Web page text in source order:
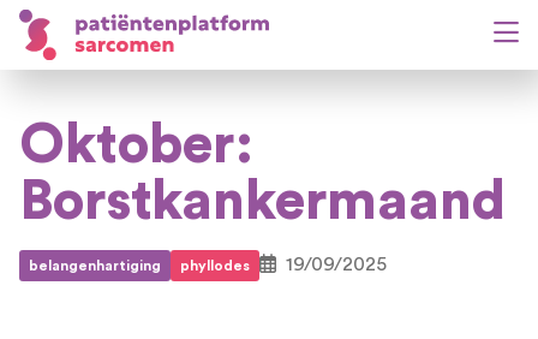
Oktober:
Borstkankermaand
belangenhartiging phyllodes 19/09/2025